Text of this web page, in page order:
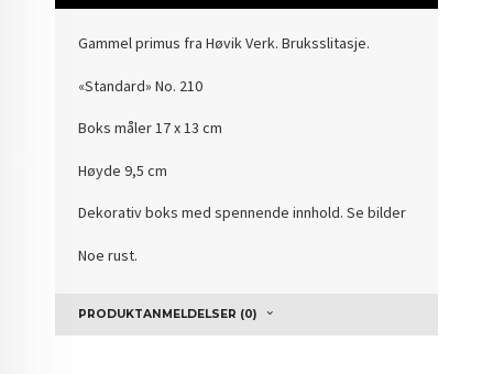
Gammel primus fra Høvik Verk. Bruksslitasje.
«Standard» No. 210
Boks måler 17 x 13 cm
Høyde 9,5 cm
Dekorativ boks med spennende innhold. Se bilder
Noe rust.
PRODUKTANMELDELSER (0)